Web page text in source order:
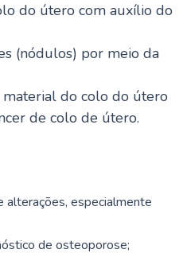
do útero com auxílio do
(nódulos) por meio da
do colo do útero
de colo de útero.
alterações, especialmente
de osteoporose;